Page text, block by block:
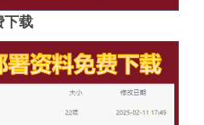
下载